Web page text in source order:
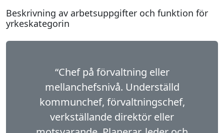
Beskrivning av arbetsuppgifter och funktion för
yrkeskategorin
“Chef på förvaltning eller
mellanchefsnivå. Under­ställd
kommunchef, förvaltningschef,
verkställande direktör eller